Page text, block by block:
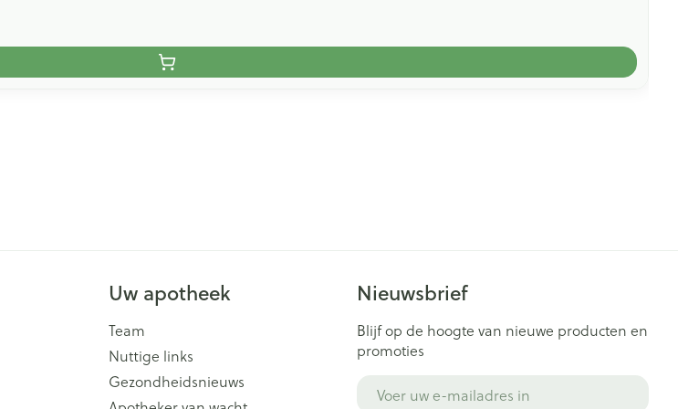
Uw apotheek
Team
Nuttige links
Gezondheidsnieuws
Nieuwsbrief
Blijf op de hoogte van nieuwe producten en
promoties